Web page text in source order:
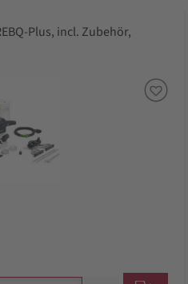
Plus, incl. Zubehör,